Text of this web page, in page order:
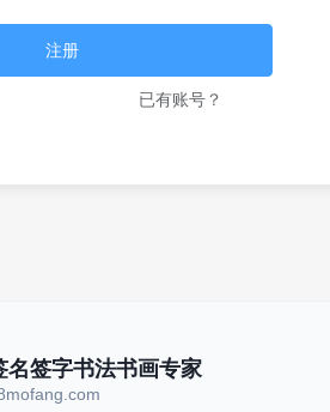
注册
已有账号？
名签字书法书画专家